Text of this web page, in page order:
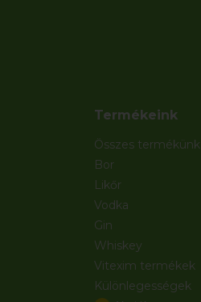
Termékeink
Összes termékünk
Bor
Likőr
Vodka
Gin
Whiskey
Vitexim termékek
Különlegességek